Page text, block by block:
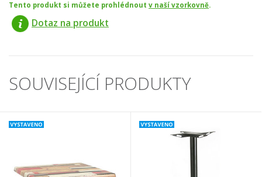
Tento produkt si můžete prohlédnout v naší vzorkovně.
Dotaz na produkt
SOUVISEJÍCÍ PRODUKTY